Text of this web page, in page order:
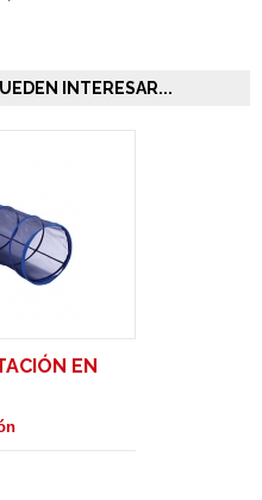
INTERESAR...
EN